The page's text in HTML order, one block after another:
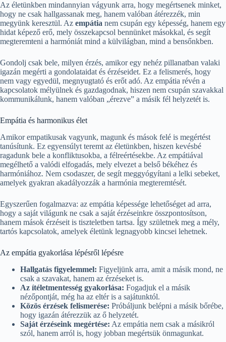
Az életünkben mindannyian vágyunk arra, hogy megértsenek minket,
hogy ne csak hallgassanak meg, hanem valóban átérezzék, min
megyünk keresztül. Az empátia nem csupán egy képesség, hanem egy
hidat képező erő, mely összekapcsol bennünket másokkal, és segít
megteremteni a harmóniát mind a külvilágban, mind a bensőnkben.
Gondolj csak bele, milyen érzés, amikor egy nehéz pillanatban valaki
igazán megérti a gondolataidat és érzéseidet. Ez a felismerés, hogy
nem vagy egyedül, megnyugtató és erőt adó. Az empátia révén a
kapcsolatok mélyülnek és gazdagodnak, hiszen nem csupán szavakkal
kommunikálunk, hanem valóban „érezve” a másik fél helyzetét is.
Empátia és harmonikus élet
Amikor empatikusak vagyunk, magunk és mások felé is megértést
tanúsítunk. Ez egyensúlyt teremt az életünkben, hiszen kevésbé
ragadunk bele a konfliktusokba, a félreértésekbe. Az empátiával
megélhető a valódi elfogadás, mely elvezet a belső békéhez és
harmóniához. Nem csodaszer, de segít meggyógyítani a lelki sebeket,
amelyek gyakran akadályozzák a harmónia megteremtését.
Egyszerűen fogalmazva: az empátia képessége lehetőséget ad arra,
hogy a saját világunk ne csak a saját érzéseinkre összpontosítson,
hanem mások érzéseit is tiszteletben tartsa. Így születnek meg a mély,
tartós kapcsolatok, amelyek életünk legnagyobb kincsei lehetnek.
Az empátia gyakorlása lépésről lépésre
Hallgatás figyelemmel: Figyeljünk arra, amit a másik mond, ne
csak a szavakat, hanem az érzéseket is.
Az ítéletmentesség gyakorlása: Fogadjuk el a másik
nézőpontját, még ha az eltér is a sajátunktól.
Közös érzések felismerése: Próbáljunk belépni a másik bőrébe,
hogy igazán átérezzük az ő helyzetét.
Saját érzéseink megértése: Az empátia nem csak a másikról
szól, hanem arról is, hogy jobban megértsük önmagunkat.